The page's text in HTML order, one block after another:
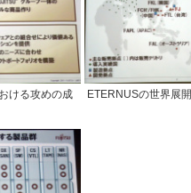
ける攻めの成
ETERNUSの世界展開